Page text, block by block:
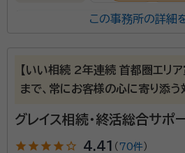
女性スタッフ対応可
account_circle
こちらの意向をしっかり聴いたうえで細かな
依頼後のメール及び電話の対応が迅速でこ
この事務所の詳細
【いい相続 2年連続 首都圏エリ
まで、常にお客様の心に寄り添う
グレイス相続・終活総合サポ
star star star star star_outline 4.41 （ 70件）